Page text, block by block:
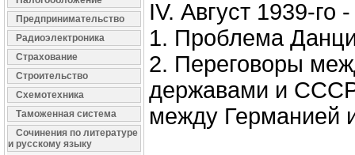
Предпринимательство
Радиоэлектроника
Страхование
Строительство
Схемотехника
Таможенная система
Сочинения по литературе
и русскому языку
IV. Август 1939-го
1. Проблема
2. Переговоры
державами и
между Германией